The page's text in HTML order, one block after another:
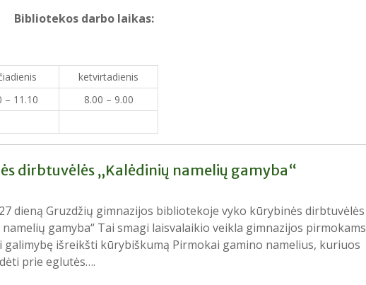
Bibliotekos darbo laikas:
ketvirtadienis
– 11.10
8.00 – 9.00
dirbtuvėlės „Kalėdinių namelių gamyba“
dieną Gruzdžių gimnazijos bibliotekoje vyko kūrybinės dirbtuvėlės
namelių gamyba“ Tai smagi laisvalaikio veikla gimnazijos pirmokams
išreikšti kūrybiškumą Pirmokai gamino namelius, kuriuos
prie eglutės….